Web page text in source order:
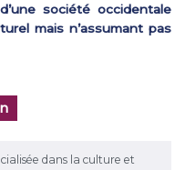
société occidentale
mais n’assumant pas
dans la culture et